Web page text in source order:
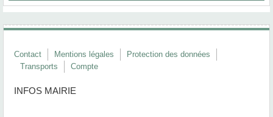
Contact Mentions légales
Protection des données
Transports
Compte
INFOS MAIRIE